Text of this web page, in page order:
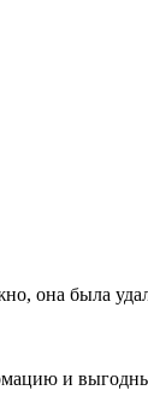
она была
и